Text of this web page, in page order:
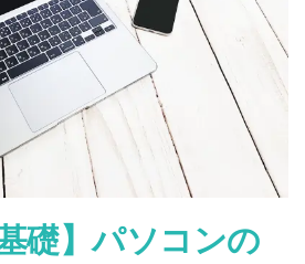
HDMI
接
い
礎】パソコンの